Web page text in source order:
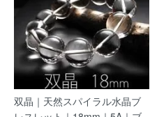
双晶｜天然スパイラル水晶ブ